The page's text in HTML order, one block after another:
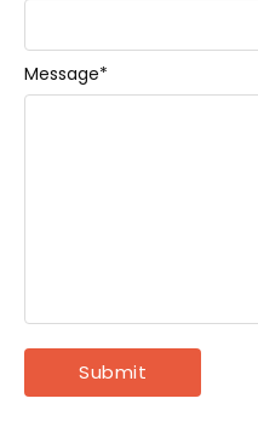
Message*